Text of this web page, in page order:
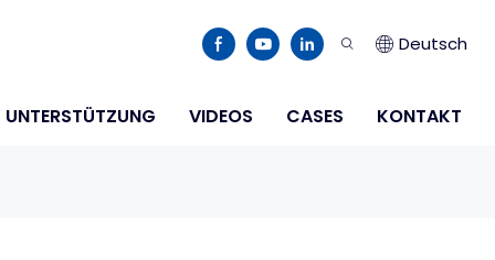
Deutsch
UNTERSTÜTZUNG VIDEOS CASES KONTAKT